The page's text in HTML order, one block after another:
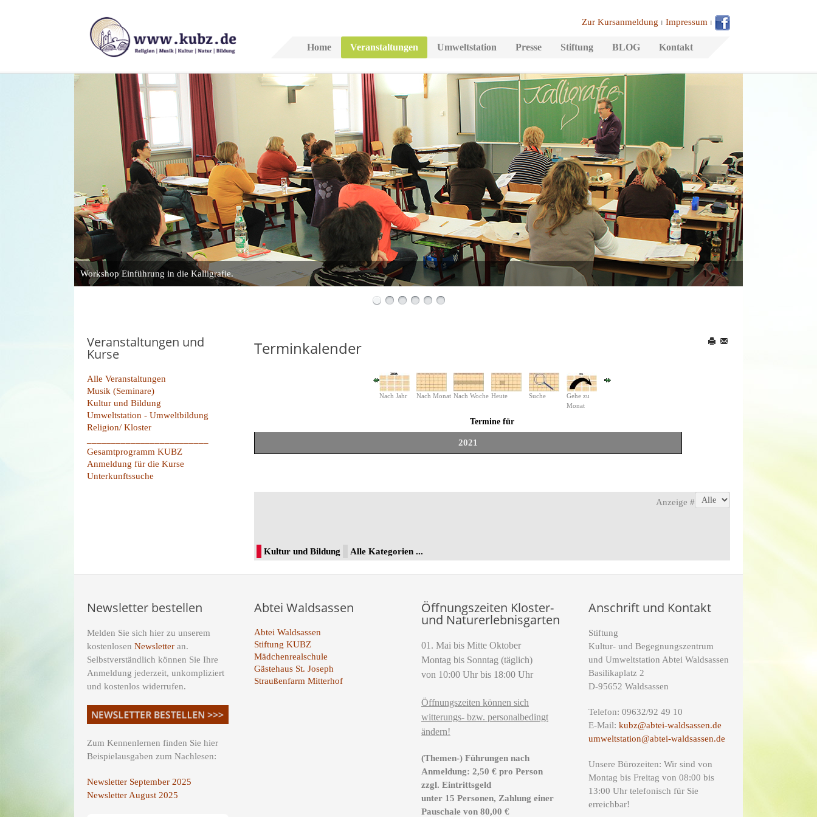
Zur Kursanmeldung ⏐ Impressum ⏐
Home Veranstaltungen Umweltstation Presse Stiftung BLOG Kontakt
Workshop Einführung in die Kalligrafie.
Veranstaltungen und
Kurse
Alle Veranstaltungen
Musik (Seminare)
Kultur und Bildung
Umweltstation - Umweltbildung
Religion/ Kloster
Gesamtprogramm KUBZ
Anmeldung für die Kurse
Unterkunftssuche
Terminkalender
Nach Jahr Nach Monat Nach Woche Heute Suche
Gehe zu
Monat
Termine für
2021
Anzeige #
Kultur und Bildung Alle Kategorien ...
Newsletter bestellen
Melden Sie sich hier zu unserem
kostenlosen Newsletter an.
Selbstverständlich können Sie Ihre
Anmeldung jederzeit, unkompliziert
und kostenlos widerrufen.
Zum Kennenlernen finden Sie hier
Beispielausgaben zum Nachlesen:
Newsletter September 2025
Newsletter August 2025
Abtei Waldsassen
Abtei Waldsassen
Stiftung KUBZ
Mädchenrealschule
Gästehaus St. Joseph
Straußenfarm Mitterhof
Öffnungszeiten Kloster-
und Naturerlebnisgarten
01. Mai bis Mitte Oktober
Montag bis Sonntag (täglich)
von 10:00 Uhr bis 18:00 Uhr
Öffnungszeiten können sich
witterungs- bzw. personalbedingt
ändern!
(Themen-) Führungen nach
Anmeldung: 2,50 € pro Person
zzgl. Eintrittsgeld
unter 15 Personen, Zahlung einer
Pauschale von 80,00 €
Anschrift und Kontakt
Stiftung
Kultur- und Begegnungszentrum
und Umweltstation Abtei Waldsassen
Basilikaplatz 2
D-95652 Waldsassen
Telefon: 09632/92 49 10
E-Mail: kubz@abtei-waldsassen.de
umweltstation@abtei-waldsassen.de
Unsere Bürozeiten: Wir sind von
Montag bis Freitag von 08:00 bis
13:00 Uhr telefonisch für Sie
erreichbar!